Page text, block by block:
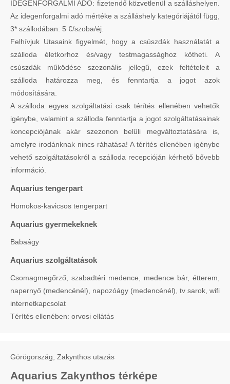
IDEGENFORGALMI ADÓ: fizetendő közvetlenül a szálláshelyen.
Az idegenforgalmi adó mértéke a szálláshely kategóriájától függ,
3* szállodában: 5 €/szoba/éj.
Felhívjuk Utasaink figyelmét, hogy a csúszdák használatát a
szálloda életkorhoz és/vagy testmagassághoz kötheti. A
csúszdák működése szezonális jellegű, ezek feltételeit a
szálloda határozza meg, és fenntartja a jogot azok
módosítására.
A szálloda egyes szolgáltatási csak térítés ellenében vehetők
igénybe, valamint a szálloda fenntartja a jogot szolgáltatásainak
koncepciójának akár szezonon belüli megváltoztatására is,
amelyre irodánknak nincs ráhatása! A térítés ellenében igénybe
vehető szolgáltatásokról a szálloda recepcióján kérhető bővebb
információ.
Aquarius tengerpart
Homokos-kavicsos tengerpart
Aquarius gyermekeknek
Babaágy
Aquarius szolgáltatások
Csomagmegőrző, szabadtéri medence, medence bár, étterem,
napernyő (medencénél), napozóágy (medencénél), tv sarok, wifi
internetkapcsolat
Térítés ellenében: orvosi ellátás
Görögország, Zakynthos utazás
Aquarius Zakynthos térképe